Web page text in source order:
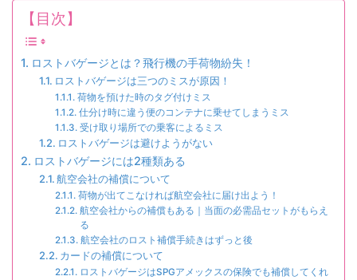
【目次】
ロストバゲージとは？飛行機の手荷物紛失！
ロストバゲージは三つのミスが原因！
荷物を預けた時のタグ付けミス
仕分け時に違う便のコンテナに乗せてしまうミス
受け取り場所での乗客によるミス
ロストバゲージは避けようがない
ロストバゲージには2種類ある
航空会社の補償について
荷物が出てこなければ航空会社に届け出よう！
航空会社からの補償もある｜当面の必需品セットがもらえ
る
航空会社のロスト補償手続きはずっと後
カードの補償について
ロストバゲージはSPGアメックスの保険でも補償してくれ